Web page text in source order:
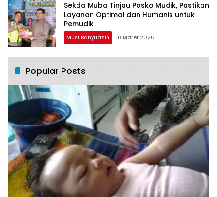
Sekda Muba Tinjau Posko Mudik, Pastikan
Layanan Optimal dan Humanis untuk
Pemudik
Musi Banyuasin 18 Maret 2026
Popular Posts